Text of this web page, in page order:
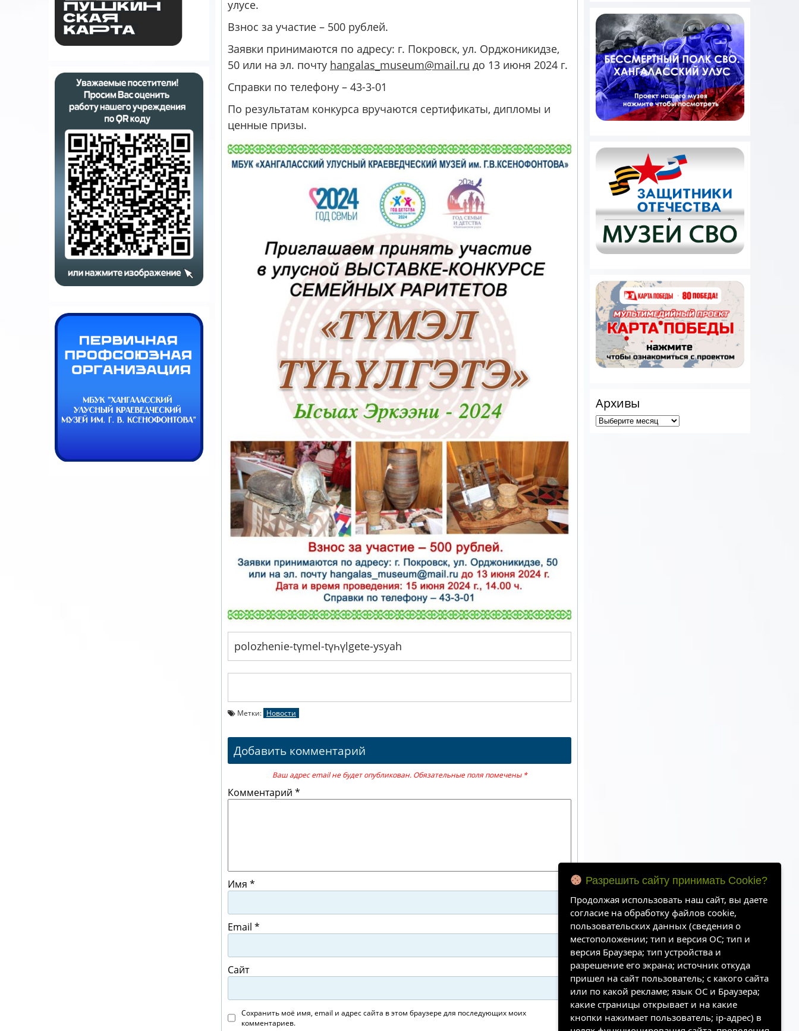
улусе.
Взнос за участие – 500 рублей.
Заявки принимаются по адресу: г. Покровск, ул. Орджоникидзе,
50 или на эл. почту hangalas_museum@mail.ru до 13 июня 2024 г.
Справки по телефону – 43-3-01
По результатам конкурса вручаются сертификаты, дипломы и
ценные призы.
polozhenie-tүmel-tүһүlgete-ysyah
Метки: Новости
Добавить комментарий
Ваш адрес email не будет опубликован. Обязательные поля помечены *
Комментарий *
Имя *
Email *
Сайт
Сохранить моё имя, email и адрес сайта в этом браузере для последующих моих
комментариев.
Архивы
Разрешить сайту принимать Cookie?
Продолжая использовать наш сайт, вы даете
согласие на обработку файлов cookie,
пользовательских данных (сведения о
местоположении; тип и версия ОС; тип и
версия Браузера; тип устройства и
разрешение его экрана; источник откуда
пришел на сайт пользователь; с какого сайта
или по какой рекламе; язык ОС и Браузера;
какие страницы открывает и на какие
кнопки нажимает пользователь; ip-адрес) в